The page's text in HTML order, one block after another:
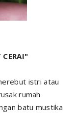
istri atau
rumah
batu mustika